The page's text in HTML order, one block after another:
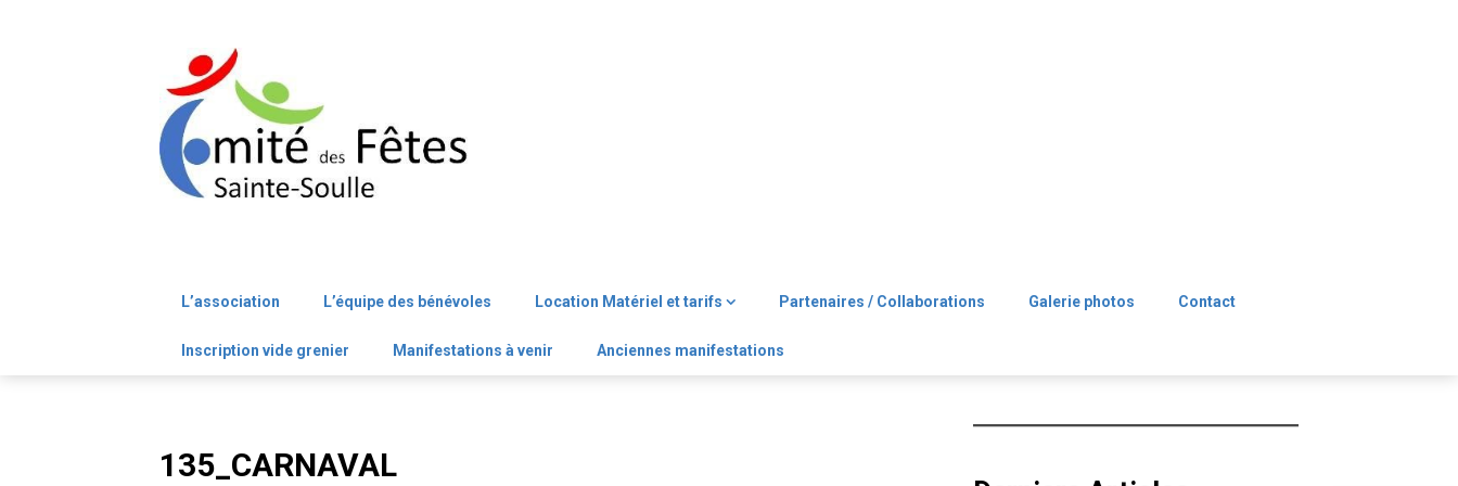
L’association L’équipe des bénévoles Location Matériel et tarifs Partenaires / Collaborations Galerie photos Contact
Inscription vide grenier Manifestations à venir Anciennes manifestations
135_CARNAVAL